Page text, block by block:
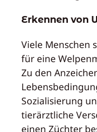
Erkennen von
Viele Menschen
für eine
Zu den
Sozialisierung
tierärztliche
einen Züchter